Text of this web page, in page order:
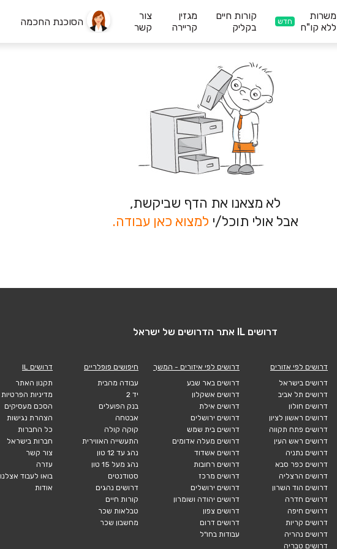
משרות
ללא קו"ח
חדש
קורות חיים
בקליק
מגזין
קריירה
צור
קשר
הסוכנת החכמה
לא מצאנו את הדף שביקשת,
אבל אולי תוכל/י למצוא כאן עבודה.
דרושים IL אתר הדרושים של ישראל
דרושים לפי אזורים
דרושים בישראל
דרושים תל אביב
דרושים חולון
דרושים ראשון לציון
דרושים פתח תקווה
דרושים ראש העין
דרושים נתניה
דרושים כפר סבא
דרושים הרצליה
דרושים הוד השרון
דרושים חדרה
דרושים חיפה
דרושים קריות
דרושים נהריה
דרושים טבריה
דרושים לפי איזורים - המשך
דרושים באר שבע
דרושים אשקלון
דרושים אילת
דרושים ירושלים
דרושים בית שמש
דרושים מעלה אדומים
דרושים אשדוד
דרושים רחובות
דרושים מרכז
דרושים ירושלים
דרושים יהודה ושומרון
דרושים צפון
דרושים דרום
עבודות בחו"ל
חיפושים פופלריים
עבודה מהבית
יד 2
בנק הפועלים
אבטחה
קוקה קולה
התעשייה האווירית
נהג עד 12 טון
נהג מעל 15 טון
סטודנטים
דרושים נהגים
קורות חיים
טבלאות שכר
מחשבון שכר
דרושים IL
תקנון האתר
מדיניות הפרטיות
הסכם מעסיקים
הצהרת נגישות
כל החברות
חברות בישראל
צור קשר
עזרה
בואו לעבוד אצלנו
אודות